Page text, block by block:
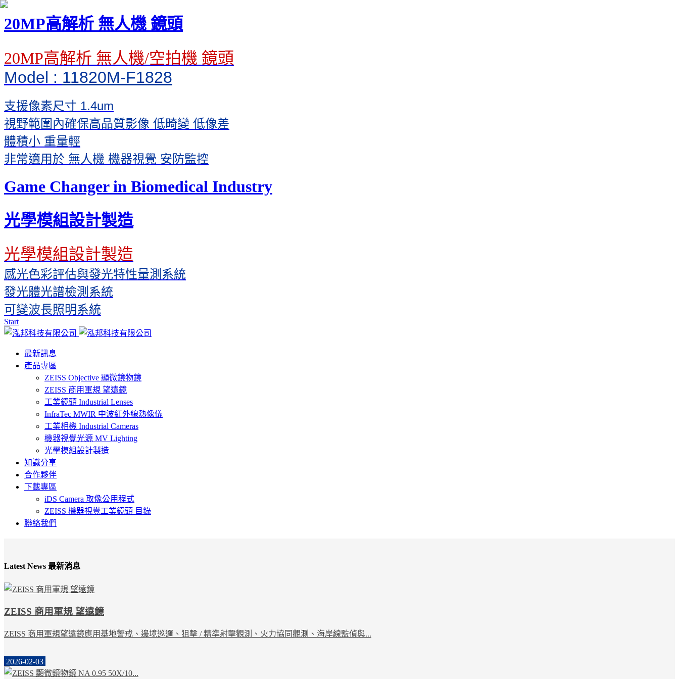
20MP高解析 無人機 鏡頭
20MP高解析 無人機/空拍機 鏡頭
Model : 11820M-F1828
支援像素尺寸 1.4um
視野範圍內確保高品質影像 低畸變 低像差
體積小 重量輕
非常適用於 無人機 機器視覺 安防監控
Game Changer in Biomedical Industry
光學模組設計製造
光學模組設計製造
感光色彩評估與發光特性量測系統
發光體光譜檢測系統
可變波長照明系統
Start
最新訊息
產品專區
ZEISS Objective 顯微鏡物鏡
ZEISS 商用軍規 望遠鏡
工業鏡頭 Industrial Lenses
InfraTec MWIR 中波紅外線熱像儀
工業相機 Industrial Cameras
機器視覺光源 MV Lighting
光學模組設計製造
知識分享
合作夥伴
下載專區
iDS Camera 取像公用程式
ZEISS 機器視覺工業鏡頭 目錄
聯絡我們
Latest News 最新消息
ZEISS 商用軍規 望遠鏡
ZEISS 商用軍規望遠鏡應用基地警戒、邊境巡邏、狙擊 / 精準射擊觀測、火力協同觀測、海岸線監偵與...
2026-02-03